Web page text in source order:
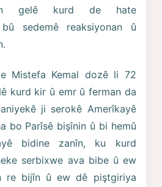
gelê kurd de hate
sedemê reaksiyonan û
Mistefa Kemal dozê li 72
kurd kir û emr û ferman da
ji serokê Amerîkayê
bo Parîsê bişînin û bi hemû
bidine zanîn, ku kurd
serbixwe ava bibe û ew
re bijîn û ew dê piştgiriya